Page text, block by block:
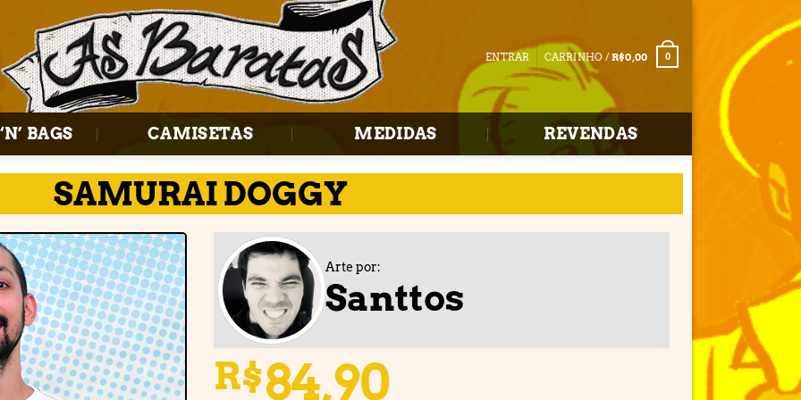
ENTRAR CARRINHO /R$0,00 0
BAGS CAMISETAS MEDIDAS REVENDAS
SAMURAI DOGGY
Adicionar
à lista de
desejos
Arte por:
Santtos
R$84,90